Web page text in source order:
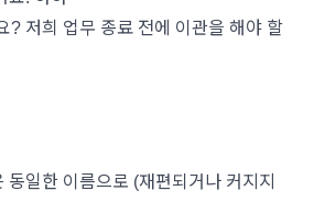
? 저희 업무 종료 전에 이관을 해야 할
동일한 이름으로 (재편되거나 커지지